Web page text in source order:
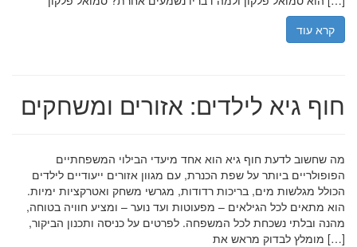
קרא עוד
חוף גיא לילדים: אזורים ומשחקים
מה שחשוב לדעת חוף גיא הוא אחד מיעדי הבילוי המשפחתיים
הפופולריים ביותר על שפת הכנרת, עם מגוון אזורים ייעודיים לילדים
הכולל מגלשות מים, בריכות רדודות, מגרשי משחק ואטרקציות ימיות.
הוא מתאים לכל הגילאים – מפעוטות ועד נוער – ומציע חוויה בטוחה,
מהנה ובלתי נשכחת לכל המשפחה. לפרטים על כניסה ותכנון הביקור,
מומלץ לבדוק מראש את […]